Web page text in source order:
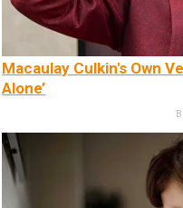
Macaulay Culkin's Own
Alone’